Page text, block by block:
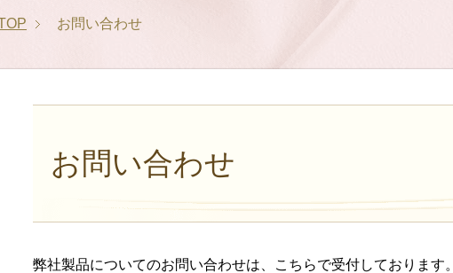
お問い合わせ
お問い合わせ
弊社製品についてのお問い合わせは、こちらで受付しております。